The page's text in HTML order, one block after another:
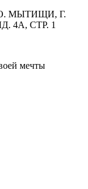
МЫТИЩИ, Г.
4А, СТР. 1
мечты